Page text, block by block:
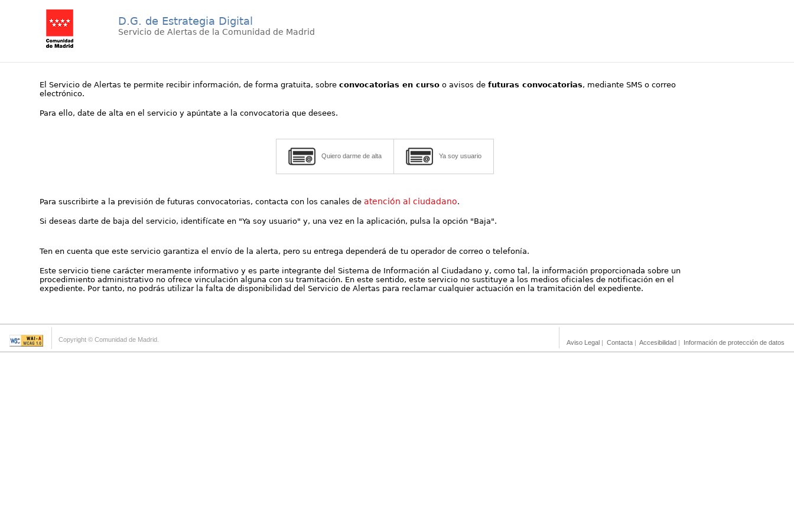
D.G. de Estrategia Digital
Servicio de Alertas de la Comunidad de Madrid
El Servicio de Alertas te permite recibir información, de forma gratuita, sobreconvocatorias en curso o avisos defuturas convocatorias, mediante SMS o correo
electrónico.
Para ello, date de alta en el servicio y apúntate a la convocatoria que desees.
Quiero darme de alta Ya soy usuario
Para suscribirte a la previsión de futuras convocatorias, contacta con los canales deatención al ciudadano.
Si deseas darte de baja del servicio, identifícate en "Ya soy usuario" y, una vez en la aplicación, pulsa la opción "Baja".
Ten en cuenta que este servicio garantiza el envío de la alerta, pero su entrega dependerá de tu operador de correo o telefonía.
Este servicio tiene carácter meramente informativo y es parte integrante del Sistema de Información al Ciudadano y, como tal, la información proporcionada sobre un
procedimiento administrativo no ofrece vinculación alguna con su tramitación. En este sentido, este servicio no sustituye a los medios oficiales de notificación en el
expediente. Por tanto, no podrás utilizar la falta de disponibilidad del Servicio de Alertas para reclamar cualquier actuación en la tramitación del expediente.
Copyright © Comunidad de Madrid. Aviso Legal | Contacta | Accesibilidad | Información de protección de datos